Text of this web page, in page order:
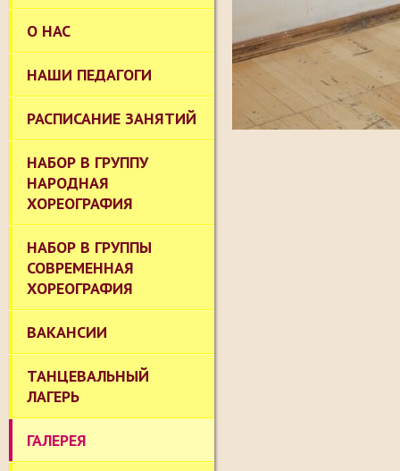
О НАС
НАШИ ПЕДАГОГИ
РАСПИСАНИЕ ЗАНЯТИЙ
НАБОР В ГРУППУ
НАРОДНАЯ
ХОРЕОГРАФИЯ
НАБОР В ГРУППЫ
СОВРЕМЕННАЯ
ХОРЕОГРАФИЯ
ВАКАНСИИ
ТАНЦЕВАЛЬНЫЙ
ЛАГЕРЬ
ГАЛЕРЕЯ